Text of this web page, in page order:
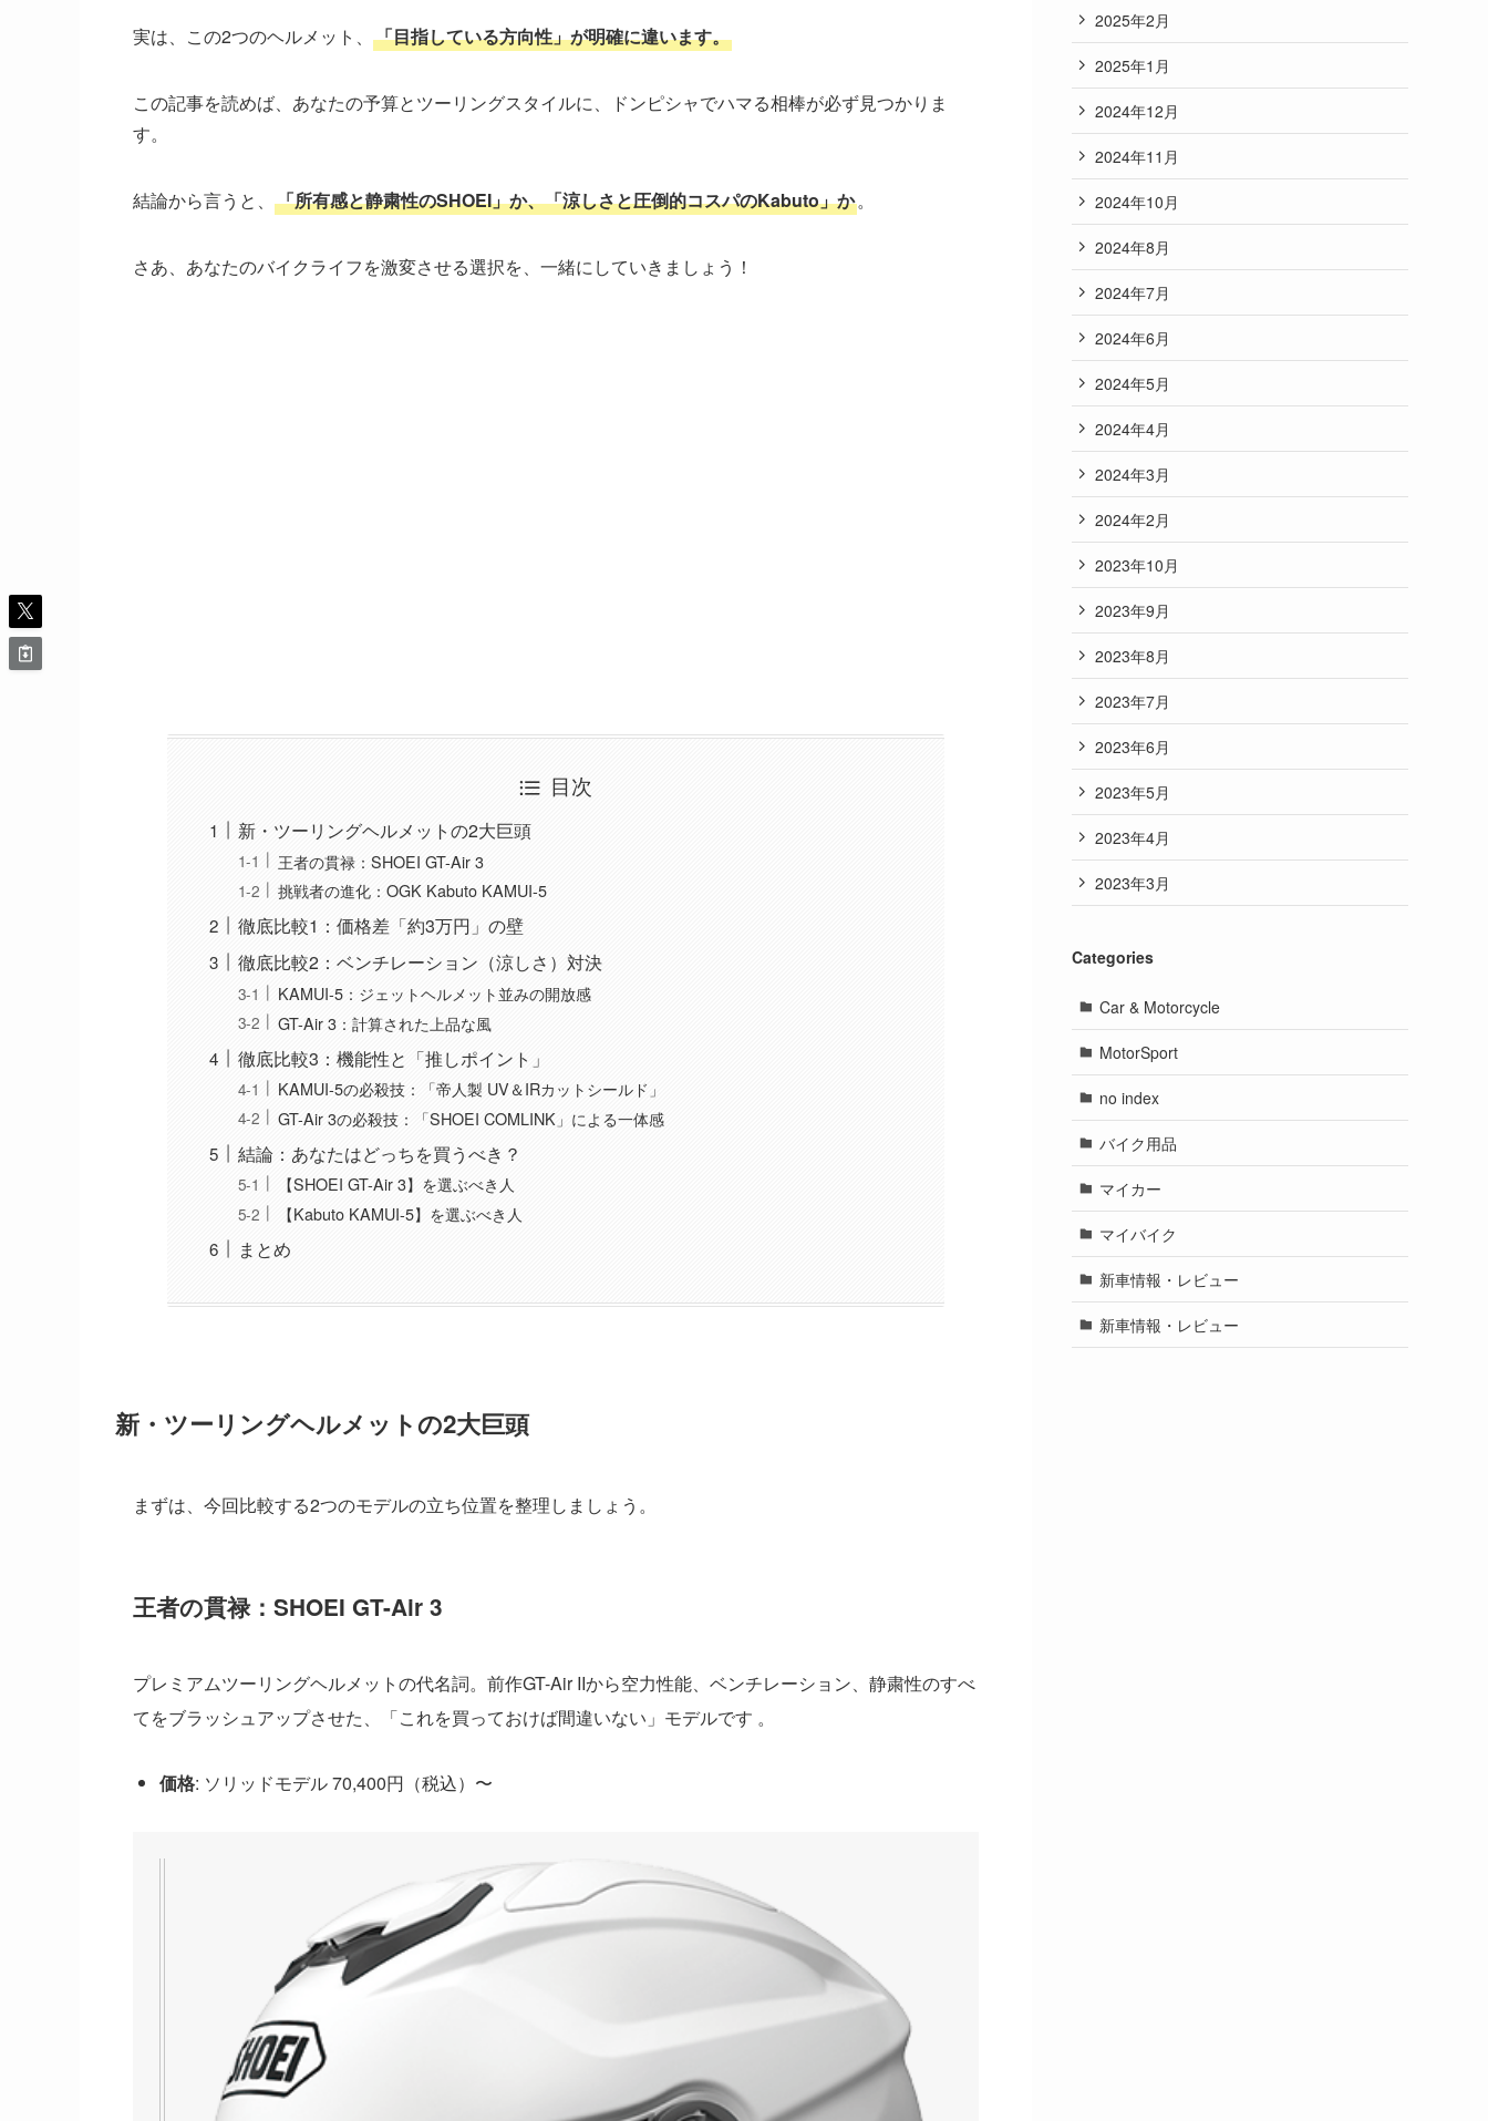
実は、この2つのヘルメット、 「目指している方向性」が明確に違います。
この記事を読めば、あなたの予算とツーリングスタイルに、ドンピシャでハマる相棒が必ず見つかりま
す。
結論から言うと、 「所有感と静粛性のSHOEI」か、「涼しさと圧倒的コスパのKabuto」か。
さあ、あなたのバイクライフを激変させる選択を、一緒にしていきましょう！
目次
新・ツーリングヘルメットの2大巨頭
王者の貫禄：SHOEI GT-Air 3
挑戦者の進化：OGK Kabuto KAMUI-5
徹底比較1：価格差「約3万円」の壁
徹底比較2：ベンチレーション（涼しさ）対決
KAMUI-5：ジェットヘルメット並みの開放感
GT-Air 3：計算された上品な風
徹底比較3：機能性と「推しポイント」
KAMUI-5の必殺技：「帝人製 UV＆IRカットシールド」
GT-Air 3の必殺技：「SHOEI COMLINK」による一体感
結論：あなたはどっちを買うべき？
【SHOEI GT-Air 3】を選ぶべき人
【Kabuto KAMUI-5】を選ぶべき人
まとめ
新・ツーリングヘルメットの2大巨頭
まずは、今回比較する2つのモデルの立ち位置を整理しましょう。
王者の貫禄：SHOEI GT-Air 3
プレミアムツーリングヘルメットの代名詞。前作GT-Air IIから空力性能、ベンチレーション、静粛性のすべ
てをブラッシュアップさせた、「これを買っておけば間違いない」モデルです 。
価格: ソリッドモデル 70,400円（税込）〜
2025年2月
2025年1月
2024年12月
2024年11月
2024年10月
2024年8月
2024年7月
2024年6月
2024年5月
2024年4月
2024年3月
2024年2月
2023年10月
2023年9月
2023年8月
2023年7月
2023年6月
2023年5月
2023年4月
2023年3月
Categories
Car & Motorcycle
MotorSport
no index
バイク用品
マイカー
マイバイク
新車情報・レビュー
新車情報・レビュー